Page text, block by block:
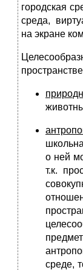
городская
среда,
на экране
о ней
т.к.
среде,